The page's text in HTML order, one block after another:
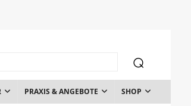
PRAXIS & ANGEBOTE SHOP